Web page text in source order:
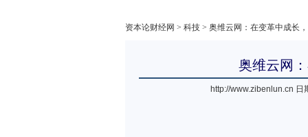
资本论财经网 > 科技 > 奥维云网：在变革中成长
奥维云网
http://www.zibenlun.cn 日